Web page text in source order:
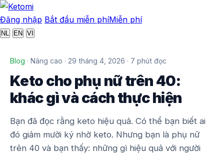
Đăng nhập Bắt đầu miễn phíMiễn phí
NL EN VI
Blog · Nâng cao · 29 tháng 4, 2026 · 7 phút đọc
Keto cho phụ nữ trên 40:
khác gì và cách thực hiện
Bạn đã đọc rằng keto hiệu quả. Có thể bạn biết ai
đó giảm mười ký nhờ keto. Nhưng bạn là phụ nữ
trên 40 và bạn thấy: những gì hiệu quả với người